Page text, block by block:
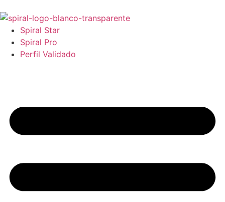
Spiral Star
Spiral Pro
Perfil Validado